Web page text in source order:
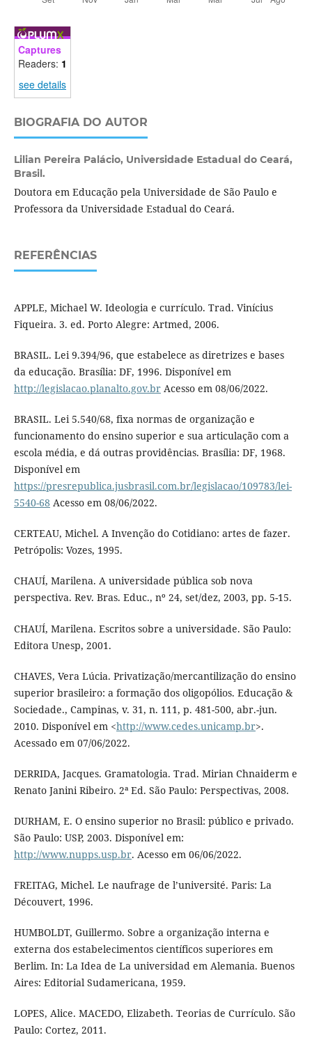
Captures
Readers: 1
see details
BIOGRAFIA DO AUTOR
Lilian Pereira Palácio, Universidade Estadual do Ceará,
Brasil.
Doutora em Educação pela Universidade de São Paulo e
Professora da Universidade Estadual do Ceará.
REFERÊNCIAS
APPLE, Michael W. Ideologia e currículo. Trad. Vinícius
Fiqueira. 3. ed. Porto Alegre: Artmed, 2006.
BRASIL. Lei 9.394/96, que estabelece as diretrizes e bases
da educação. Brasília: DF, 1996. Disponível em
http://legislacao.planalto.gov.brAcesso em 08/06/2022.
BRASIL. Lei 5.540/68, fixa normas de organização e
funcionamento do ensino superior e sua articulação com a
escola média, e dá outras providências. Brasília: DF, 1968.
Disponível em
https://presrepublica.jusbrasil.com.br/legislacao/109783/lei-
5540-68 Acesso em 08/06/2022.
CERTEAU, Michel. A Invenção do Cotidiano: artes de fazer.
Petrópolis: Vozes, 1995.
CHAUÍ, Marilena. A universidade pública sob nova
perspectiva. Rev. Bras. Educ., nº 24, set/dez, 2003, pp. 5-15.
CHAUÍ, Marilena. Escritos sobre a universidade. São Paulo:
Editora Unesp, 2001.
CHAVES, Vera Lúcia. Privatização/mercantilização do ensino
superior brasileiro: a formação dos oligopólios. Educação &
Sociedade., Campinas, v. 31, n. 111, p. 481-500, abr.-jun.
2010. Disponível em <http://www.cedes.unicamp.br>.
Acessado em 07/06/2022.
DERRIDA, Jacques. Gramatologia. Trad. Mirian Chnaiderm e
Renato Janini Ribeiro. 2ª Ed. São Paulo: Perspectivas, 2008.
DURHAM, E. O ensino superior no Brasil: público e privado.
São Paulo: USP, 2003. Disponível em:
http://www.nupps.usp.br. Acesso em 06/06/2022.
FREITAG, Michel. Le naufrage de l’université. Paris: La
Découvert, 1996.
HUMBOLDT, Guillermo. Sobre a organização interna e
externa dos estabelecimentos científicos superiores em
Berlim. In: La Idea de La universidad em Alemania. Buenos
Aires: Editorial Sudamericana, 1959.
LOPES, Alice. MACEDO, Elizabeth. Teorias de Currículo. São
Paulo: Cortez, 2011.